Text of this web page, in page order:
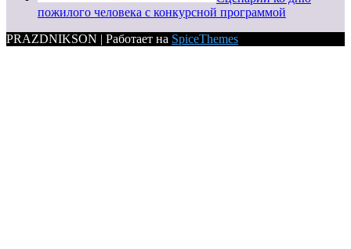
пожилого человека с конкурсной программой
PRAZDNIKSON | Работает на SpiceThemes